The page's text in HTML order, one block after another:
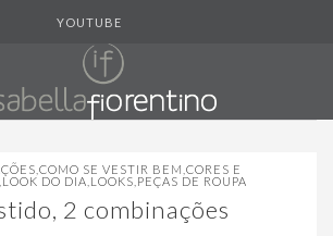
YOUTUBE
COMO SE VESTIR BEM CORES E
LOOK DO DIA LOOKS PEÇAS DE ROUPA
2 combinações